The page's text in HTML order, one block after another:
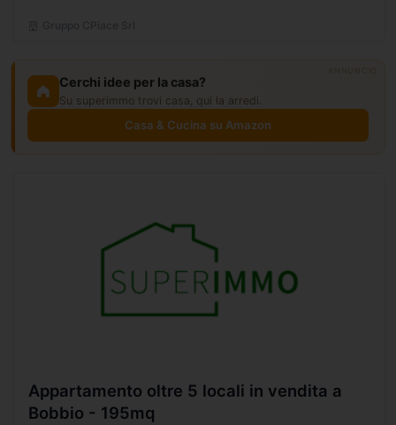
Cerchi idee per la casa?
Su superimmo trovi casa, qui la arredi.
Casa & Cucina su Amazon
Appartamento oltre 5 locali in vendita a
Bobbio - 195mq